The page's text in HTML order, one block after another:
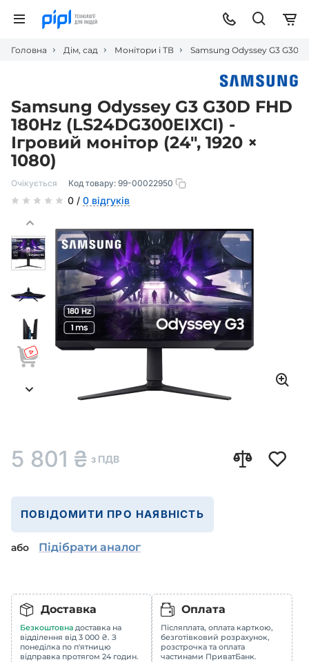
Головна Дім, сад Монітори і ТВ Samsung Odyssey G3 G30D
Samsung Odyssey G3 G30D FHD
180Hz (LS24DG300EIXCI) -
Ігровий монітор (24″, 1920 ×
1080)
Очікується Код товару: 99-00022950
0 / 0 відгуків
5 801 ₴ з ПДВ
ПОВІДОМИТИ ПРО НАЯВНІСТЬ
або Підібрати аналог
Доставка
Безкоштовна доставка на
відділення від 3 000 ₴. З
понеділка по п'ятницю
відправка протягом 24 годин.
Оплата
Післяплата, оплата карткою,
безготівковий розрахунок,
розстрочка та оплата
частинами ПриватБанк.